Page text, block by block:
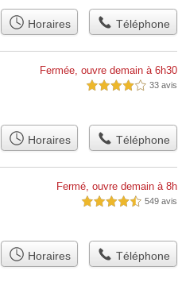
Horaires Téléphone
Fermée, ouvre demain à 6h30
4,0 étoiles sur 5 33 avis
Horaires Téléphone
Fermé, ouvre demain à 8h
4,5 étoiles sur 5 549 avis
Horaires Téléphone